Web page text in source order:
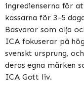
ingredienserna för
kassarna för 3-5
Basvaror som olja
ICA fokuserar på
svenskt ursprung,
deras egna märken
ICA Gott liv​​.